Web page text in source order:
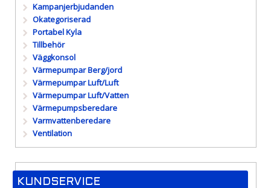
Kampanjerbjudanden
Okategoriserad
Portabel Kyla
Tillbehör
Väggkonsol
Värmepumpar Berg/jord
Värmepumpar Luft/Luft
Värmepumpar Luft/Vatten
Värmepumpsberedare
Varmvattenberedare
Ventilation
KUNDSERVICE